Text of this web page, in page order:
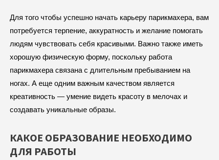
Для того чтобы успешно начать карьеру парикмахера, вам
потребуется терпение, аккуратность и желание помогать
людям чувствовать себя красивыми. Важно также иметь
хорошую физическую форму, поскольку работа
парикмахера связана с длительным пребыванием на
ногах. А еще одним важным качеством является
креативность — умение видеть красоту в мелочах и
создавать уникальные образы.
КАКОЕ ОБРАЗОВАНИЕ НЕОБХОДИМО
ДЛЯ РАБОТЫ